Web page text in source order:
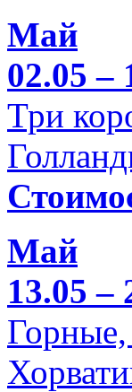
Май
02.05 –
Три
Май
13.05 –